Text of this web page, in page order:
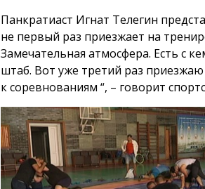
Панкратиаст Игнат Телегин
не первый раз приезжает на
Замечательная атмосфера. Есть с
штаб. Вот уже третий раз
к соревнованиям “, – говорит